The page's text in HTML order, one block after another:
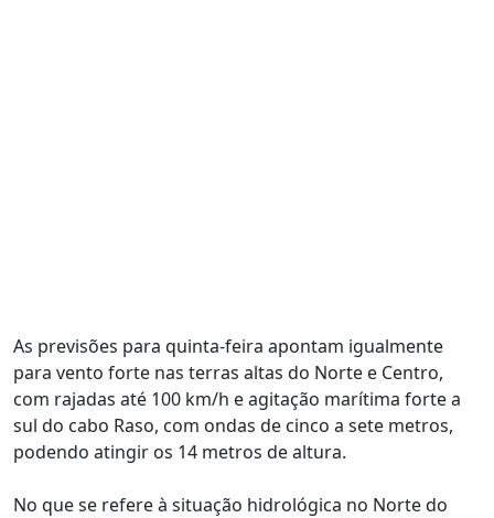
As previsões para quinta-feira apontam igualmente
para vento forte nas terras altas do Norte e Centro,
com rajadas até 100 km/h e agitação marítima forte a
sul do cabo Raso, com ondas de cinco a sete metros,
podendo atingir os 14 metros de altura.
No que se refere à situação hidrológica no Norte do